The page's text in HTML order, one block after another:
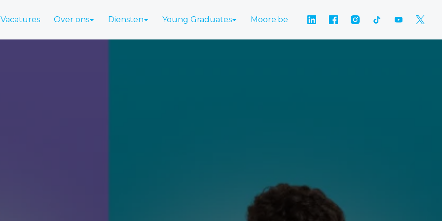
Vacatures Over ons Diensten Young Graduates Moore.be